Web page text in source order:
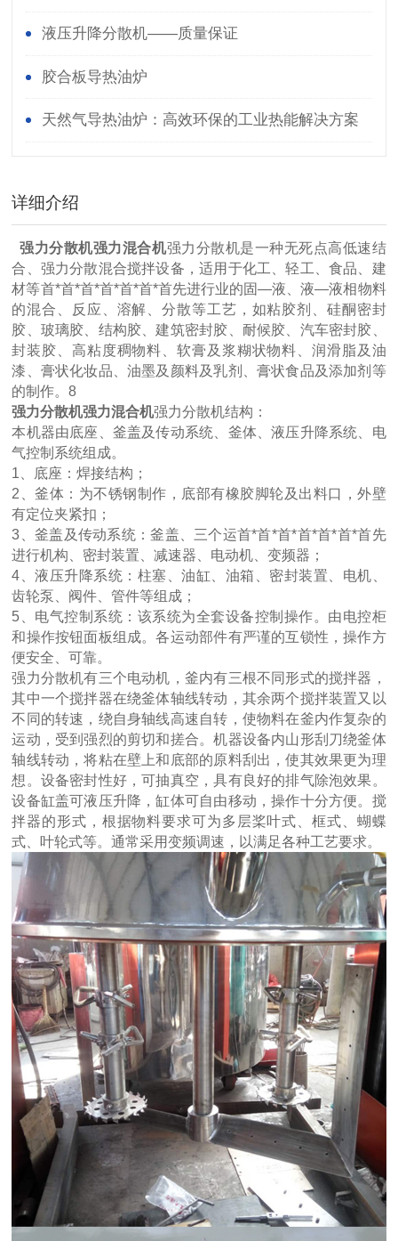
液压升降分散机——质量保证
胶合板导热油炉
天然气导热油炉：高效环保的工业热能解决方案
详细介绍
强力分散机强力混合机强力分散机是一种无死点高低速结
合、强力分散混合搅拌设备，适用于化工、轻工、食品、建
材等首*首*首*首*首*首*首先进行业的固—液、液—液相物料
的混合、反应、溶解、分散等工艺，如粘胶剂、硅酮密封
胶、玻璃胶、结构胶、建筑密封胶、耐候胶、汽车密封胶、
封装胶、高粘度稠物料、软膏及浆糊状物料、润滑脂及油
漆、膏状化妆品、油墨及颜料及乳剂、膏状食品及添加剂等
的制作。8
强力分散机强力混合机强力分散机结构：
本机器由底座、釜盖及传动系统、釜体、液压升降系统、电
气控制系统组成。
1、底座：焊接结构；
2、釜体：为不锈钢制作，底部有橡胶脚轮及出料口，外壁
有定位夹紧扣；
3、釜盖及传动系统：釜盖、三个运首*首*首*首*首*首*首先
进行机构、密封装置、减速器、电动机、变频器；
4、液压升降系统：柱塞、油缸、油箱、密封装置、电机、
齿轮泵、阀件、管件等组成；
5、电气控制系统：该系统为全套设备控制操作。由电控柜
和操作按钮面板组成。各运动部件有严谨的互锁性，操作方
便安全、可靠。
强力分散机有三个电动机，釜内有三根不同形式的搅拌器，
其中一个搅拌器在绕釜体轴线转动，其余两个搅拌装置又以
不同的转速，绕自身轴线高速自转，使物料在釜内作复杂的
运动，受到强烈的剪切和搓合。机器设备内山形刮刀绕釜体
轴线转动，将粘在壁上和底部的原料刮出，使其效果更为理
想。设备密封性好，可抽真空，具有良好的排气除泡效果。
设备缸盖可液压升降，缸体可自由移动，操作十分方便。搅
拌器的形式，根据物料要求可为多层桨叶式、框式、蝴蝶
式、叶轮式等。通常采用变频调速，以满足各种工艺要求。